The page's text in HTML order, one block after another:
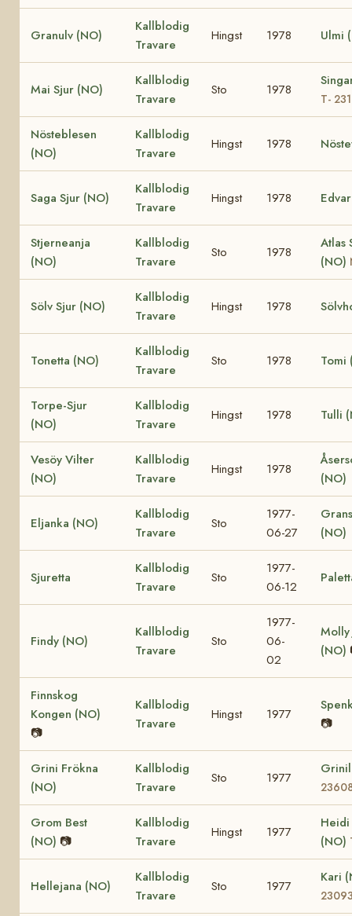
Granulv (NO)
Kallblodig
Travare
Hingst 1978 Ulmi
Mai Sjur (NO)
Kallblodig
Travare
Sto 1978
T-
Nösteblesen
(NO)
Kallblodig
Travare
Hingst 1978
Saga Sjur (NO)
Kallblodig
Travare
Hingst 1978
Stjerneanja
(NO)
Kallblodig
Travare
Sto 1978
Atlas
(NO)
Sölv Sjur (NO)
Kallblodig
Travare
Hingst 1978
Tonetta (NO)
Kallblodig
Travare
Sto 1978 Tomi
Torpe-Sjur
(NO)
Kallblodig
Travare
Hingst 1978 Tulli
Vesöy Vilter
(NO)
Kallblodig
Travare
Hingst 1978
(NO)
Eljanka (NO)
Kallblodig
Travare
Sto
1977-
06-27
(NO)
Sjuretta
Kallblodig
Travare
Sto
1977-
06-12
Findy (NO)
Kallblodig
Travare
Sto
1977-
06-
02
Molly
(NO)
Finnskog
Kongen (NO)
📷
Kallblodig
Travare
Hingst 1977
📷
Grini Frökna
(NO)
Kallblodig
Travare
Sto 1977
Grom Best
(NO) 📷
Kallblodig
Travare
Hingst 1977
Heidi
(NO)
Hellejana (NO)
Kallblodig
Travare
Sto 1977
Kari